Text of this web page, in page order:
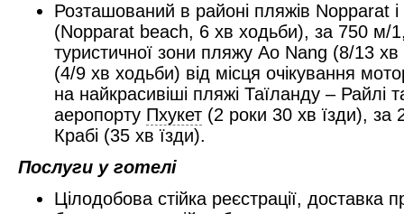
Розташований в районі пляжів Nopparat
(Nopparat beach, 6 хв ходьби), за 750 м/
туристичної зони пляжу Ao Nang (8/13
(4/9 хв ходьби) від місця очікування
на найкрасивіші пляжі Таїланду – Райлі
аеропорту Пхукет (2 роки 30 хв їзди), за
Крабі (35 хв їзди).
Послуги у готелі
Цілодобова стійка реєстрації, доставка